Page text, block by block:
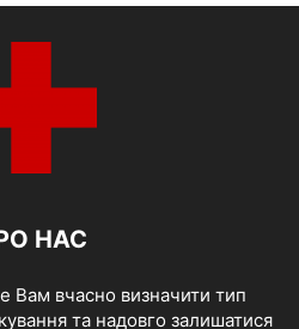
НАС
Вам вчасно визначити тип
та надовго залишатися